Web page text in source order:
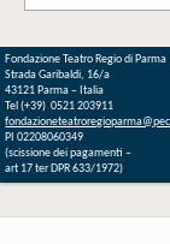
Fondazione Teatro Regio di Parma
Strada Garibaldi, 16/a
43121 Parma – Italia
Tel (+39) 0521 203911
PI 02208060349
(scissione dei pagamenti –
art 17 ter DPR 633/1972)